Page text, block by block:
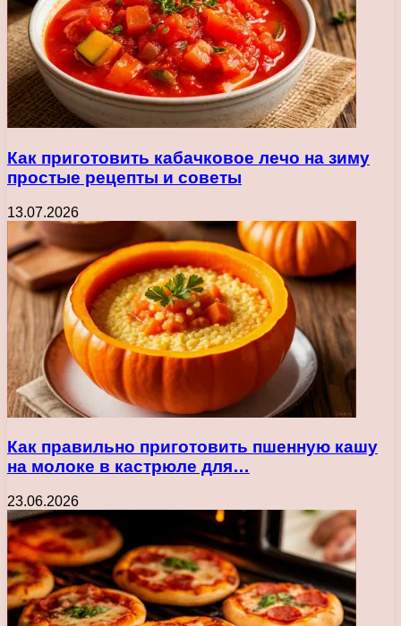
Как приготовить кабачковое лечо на зиму
простые рецепты и советы
13.07.2026
Как правильно приготовить пшенную кашу
на молоке в кастрюле для…
23.06.2026